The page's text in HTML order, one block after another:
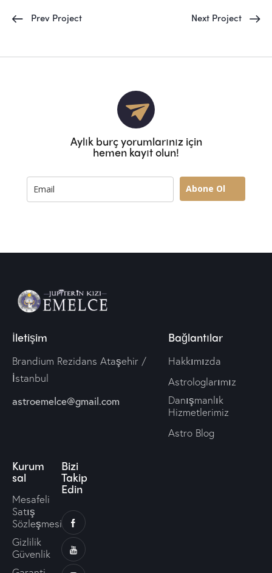
Prev Project Next Project
Aylık burç yorumlarınız için
hemen kayıt olun!
Abone Ol
İletişim
Brandium Rezidans Ataşehir /
İstanbul
astroemelce@gmail.com
Bağlantılar
Hakkımızda
Astrologlarımız
Danışmanlık
Hizmetlerimiz
Astro Blog
Kurum
sal
Mesafeli
Satış
Sözleşmesi
Gizlilik
Güvenlik
Bizi
Takip
Edin